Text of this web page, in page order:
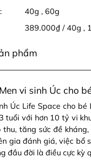
40g , 60g
389.000₫ / 40g ,
phẩm
Men vi sinh Úc cho
Úc Life Space cho
tuổi với hơn 10 tỷ vi
thu, tăng sức đề
gia đánh giá, việc bổ
đầu đời là điều cực kỳ